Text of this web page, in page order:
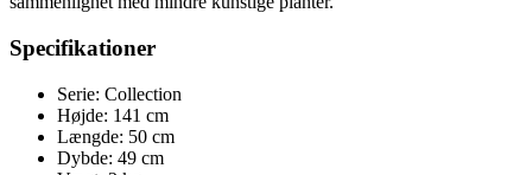
Specifikationer
Serie: Collection
Højde: 141 cm
Længde: 50 cm
Dybde: 49 cm